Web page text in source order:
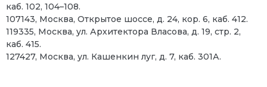
каб. 102, 104–108.
107143, Москва, Открытое шоссе, д. 24, кор. 6, каб. 412.
119335, Москва, ул. Архитектора Власова, д. 19, стр. 2,
каб. 415.
127427, Москва, ул. Кашенкин луг, д. 7, каб. 301А.